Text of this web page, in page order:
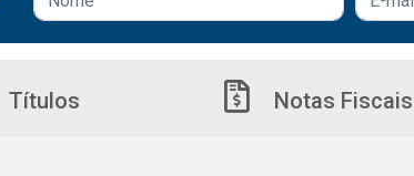
Títulos Notas Fiscais